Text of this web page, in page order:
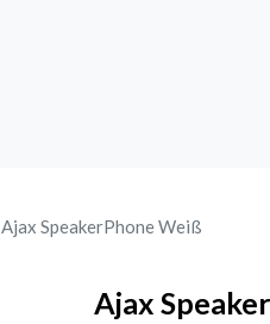
Ajax SpeakerPhone Weiß
Ajax